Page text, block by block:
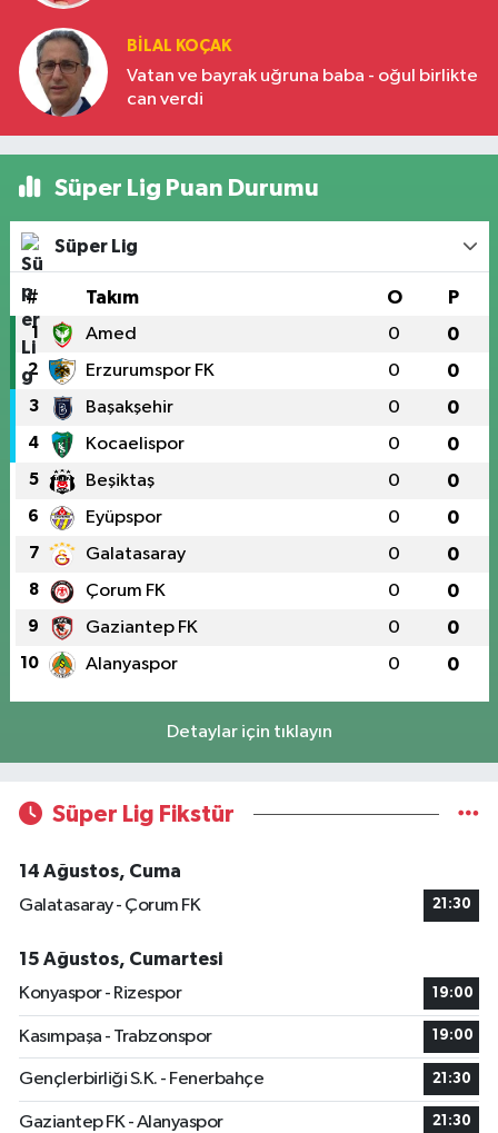
BILAL KOÇAK
Vatan ve bayrak uğruna baba - oğul birlikte
can verdi
Süper Lig Puan Durumu
Süper Lig
# Takım O P
1 Amed 0 0
2 Erzurumspor FK 0 0
3 Başakşehir 0 0
4 Kocaelispor 0 0
5 Beşiktaş 0 0
6 Eyüpspor 0 0
7 Galatasaray 0 0
8 Çorum FK 0 0
9 Gaziantep FK 0 0
10 Alanyaspor 0 0
Detaylar için tıklayın
Süper Lig Fikstür
14 Ağustos, Cuma
Galatasaray - Çorum FK
21:30
15 Ağustos, Cumartesi
Konyaspor - Rizespor
19:00
Kasımpaşa - Trabzonspor 19:00
Gençlerbirliği S.K. - Fenerbahçe 21:30
Gaziantep FK - Alanyaspor 21:30